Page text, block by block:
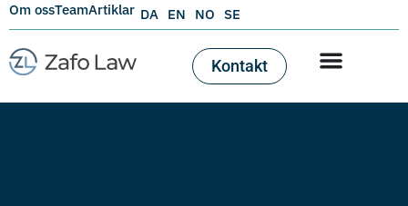
Om ossTeamArtiklar DA EN NO SE
Kontakt